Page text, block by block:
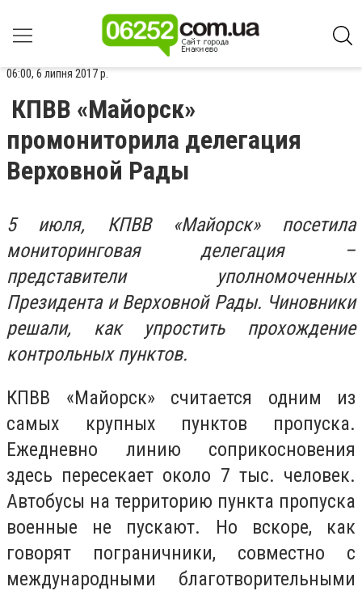
06:00, 6 липня 2017 р.
КПВВ «Майорск»
промониторила делегация
Верховной Рады
5 июля, КПВВ «Майорск» посетила
мониторинговая делегация –
представители уполномоченных
Президента и Верховной Рады. Чиновники
решали, как упростить прохождение
контрольных пунктов.
КПВВ «Майорск» считается одним из
самых крупных пунктов пропуска.
Ежедневно линию соприкосновения
здесь пересекает около 7 тыс. человек.
Автобусы на территорию пункта пропуска
военные не пускают. Но вскоре, как
говорят пограничники, совместно с
международными благотворительными